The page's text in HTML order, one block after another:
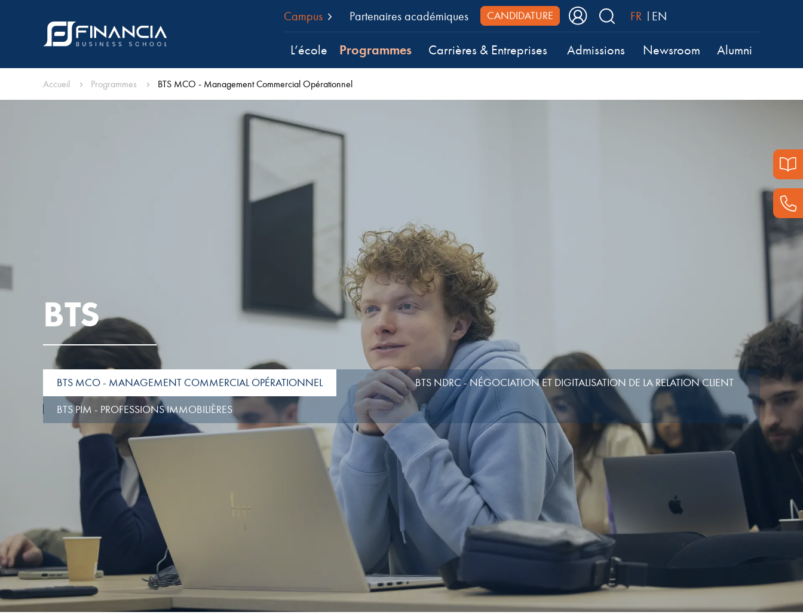
Campus Partenaires académiques CANDIDATURE FR EN
L’école Programmes Carrières & Entreprises Admissions Newsroom Alumni
Accueil Programmes BTS MCO - Management Commercial Opérationnel
BTS
BTS MCO - MANAGEMENT COMMERCIAL OPÉRATIONNEL BTS NDRC - NÉGOCIATION ET DIGITALISATION DE LA RELATION CLIENT
BTS PIM - PROFESSIONS IMMOBILIÈRES